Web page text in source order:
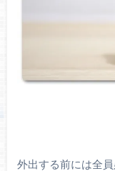
外出する前には全